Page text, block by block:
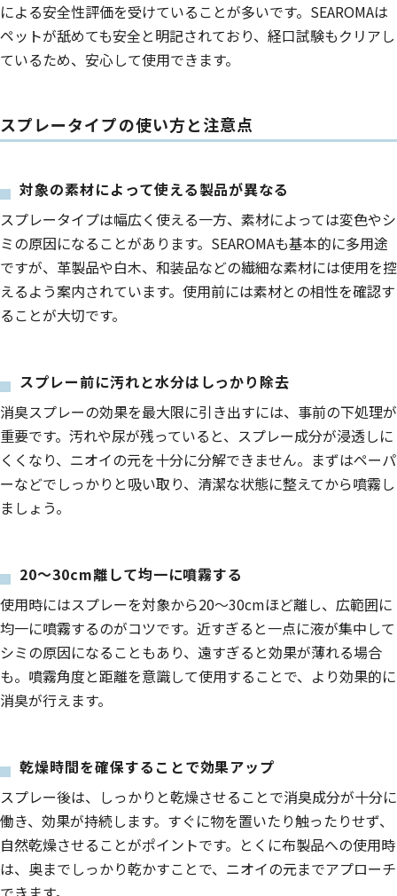
による安全性評価を受けていることが多いです。SEAROMAは
ペットが舐めても安全と明記されており、経口試験もクリアし
ているため、安心して使用できます。
スプレータイプの使い方と注意点
対象の素材によって使える製品が異なる
スプレータイプは幅広く使える一方、素材によっては変色やシ
ミの原因になることがあります。SEAROMAも基本的に多用途
ですが、革製品や白木、和装品などの繊細な素材には使用を控
えるよう案内されています。使用前には素材との相性を確認す
ることが大切です。
スプレー前に汚れと水分はしっかり除去
消臭スプレーの効果を最大限に引き出すには、事前の下処理が
重要です。汚れや尿が残っていると、スプレー成分が浸透しに
くくなり、ニオイの元を十分に分解できません。まずはペーパ
ーなどでしっかりと吸い取り、清潔な状態に整えてから噴霧し
ましょう。
20～30cm離して均一に噴霧する
使用時にはスプレーを対象から20〜30cmほど離し、広範囲に
均一に噴霧するのがコツです。近すぎると一点に液が集中して
シミの原因になることもあり、遠すぎると効果が薄れる場合
も。噴霧角度と距離を意識して使用することで、より効果的に
消臭が行えます。
乾燥時間を確保することで効果アップ
スプレー後は、しっかりと乾燥させることで消臭成分が十分に
働き、効果が持続します。すぐに物を置いたり触ったりせず、
自然乾燥させることがポイントです。とくに布製品への使用時
は、奥までしっかり乾かすことで、ニオイの元までアプローチ